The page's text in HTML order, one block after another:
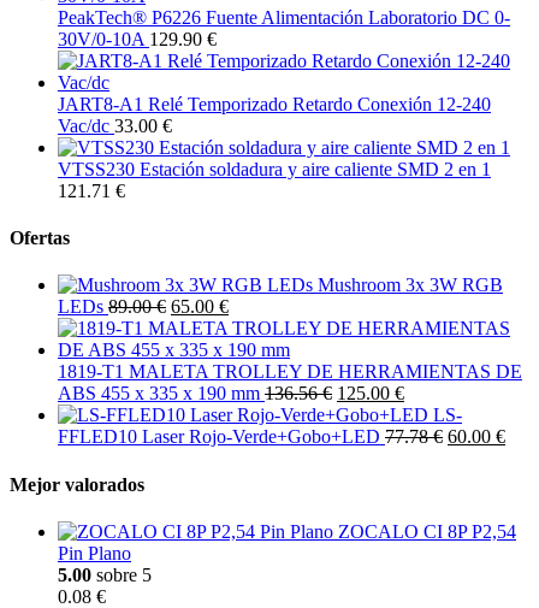
PeakTech® P6226 Fuente Alimentación Laboratorio DC 0-
30V/0-10A 129.90 €
JART8-A1 Relé Temporizado Retardo Conexión 12-240
Vac/dc 33.00 €
VTSS230 Estación soldadura y aire caliente SMD 2 en 1
121.71 €
Ofertas
Mushroom 3x 3W RGB
LEDs 89.00 € 65.00 €
1819-T1 MALETA TROLLEY DE HERRAMIENTAS DE
ABS 455 x 335 x 190 mm 136.56 € 125.00 €
LS-
FFLED10 Laser Rojo-Verde+Gobo+LED 77.78 € 60.00 €
Mejor valorados
ZOCALO CI 8P P2,54
Pin Plano
5.00 sobre 5
0.08 €